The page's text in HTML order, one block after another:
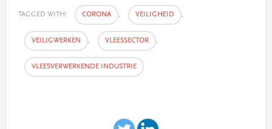
TAGGED WITH: CORONA , VEILIGHEID ,
VEILIGWERKEN , VLEESSECTOR ,
VLEESVERWERKENDE INDUSTRIE